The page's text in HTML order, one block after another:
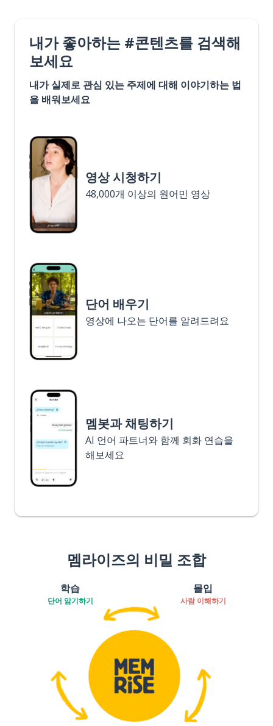
내가 좋아하는 #콘텐츠를 검색해
보세요
내가 실제로 관심 있는 주제에 대해 이야기하는 법
을 배워보세요
영상 시청하기
48,000개 이상의 원어민 영상
단어 배우기
영상에 나오는 단어를 알려드려요
멤봇과 채팅하기
AI 언어 파트너와 함께 회화 연습을
해보세요
멤라이즈의 비밀 조합
학습
단어 암기하기
몰입
사람 이해하기